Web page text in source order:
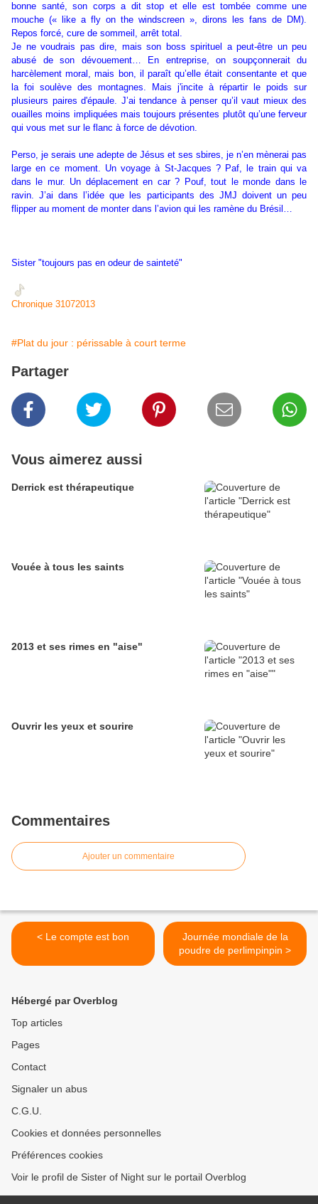
bonne santé, son corps a dit stop et elle est tombée comme une
mouche (« like a fly on the windscreen », dirons les fans de DM).
Repos forcé, cure de sommeil, arrêt total.
Je ne voudrais pas dire, mais son boss spirituel a peut-être un peu
abusé de son dévouement… En entreprise, on soupçonnerait du
harcèlement moral, mais bon, il paraît qu’elle était consentante et que
la foi soulève des montagnes. Mais j'incite à répartir le poids sur
plusieurs paires d'épaule. J’ai tendance à penser qu’il vaut mieux des
ouailles moins impliquées mais toujours présentes plutôt qu’une ferveur
qui vous met sur le flanc à force de dévotion.
Perso, je serais une adepte de Jésus et ses sbires, je n’en mènerai pas
large en ce moment. Un voyage à St-Jacques ? Paf, le train qui va
dans le mur. Un déplacement en car ? Pouf, tout le monde dans le
ravin. J’ai dans l’idée que les participants des JMJ doivent un peu
flipper au moment de monter dans l’avion qui les ramène du Brésil…
Sister "toujours pas en odeur de sainteté"
Chronique 31072013
#Plat du jour : périssable à court terme
Partager
Vous aimerez aussi
Derrick est thérapeutique
Vouée à tous les saints
2013 et ses rimes en "aise"
Ouvrir les yeux et sourire
Commentaires
Ajouter un commentaire
< Le compte est bon
Journée mondiale de la
poudre de perlimpinpin >
Hébergé par Overblog
Top articles
Pages
Contact
Signaler un abus
C.G.U.
Cookies et données personnelles
Préférences cookies
Voir le profil de Sister of Night sur le portail Overblog